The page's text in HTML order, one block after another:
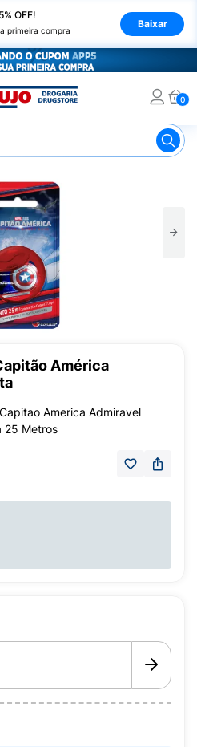
OFF!
primeira compra
Baixar
0
Fio Dental
América
America Admiravel
25 Metros